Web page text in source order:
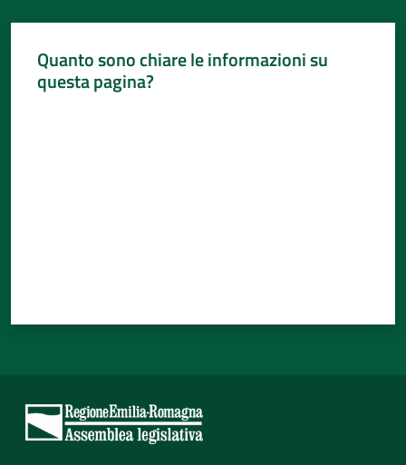
Quanto sono chiare le informazioni su
questa pagina?